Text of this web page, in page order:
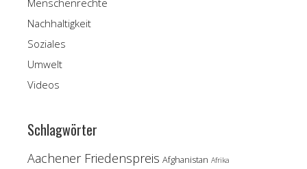
Nachhaltigkeit
Soziales
Umwelt
Videos
Schlagwörter
Aachener Friedenspreis Afghanistan Afrika